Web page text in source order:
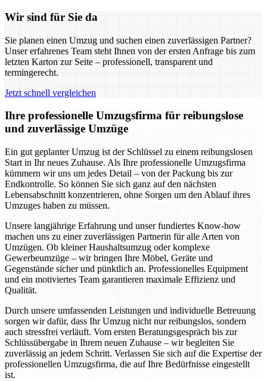
Wir sind für Sie da
Sie planen einen Umzug und suchen einen zuverlässigen Partner?
Unser erfahrenes Team steht Ihnen von der ersten Anfrage bis zum
letzten Karton zur Seite – professionell, transparent und
termingerecht.
Jetzt schnell vergleichen
Ihre professionelle Umzugsfirma für reibungslose
und zuverlässige Umzüge
Ein gut geplanter Umzug ist der Schlüssel zu einem reibungslosen
Start in Ihr neues Zuhause. Als Ihre professionelle Umzugsfirma
kümmern wir uns um jedes Detail – von der Packung bis zur
Endkontrolle. So können Sie sich ganz auf den nächsten
Lebensabschnitt konzentrieren, ohne Sorgen um den Ablauf ihres
Umzuges haben zu müssen.
Unsere langjährige Erfahrung und unser fundiertes Know-how
machen uns zu einer zuverlässigen Partnerin für alle Arten von
Umzügen. Ob kleiner Haushaltsumzug oder komplexe
Gewerbeumzüge – wir bringen Ihre Möbel, Geräte und
Gegenstände sicher und pünktlich an. Professionelles Equipment
und ein motiviertes Team garantieren maximale Effizienz und
Qualität.
Durch unsere umfassenden Leistungen und individuelle Betreuung
sorgen wir dafür, dass Ihr Umzug nicht nur reibungslos, sondern
auch stressfrei verläuft. Vom ersten Beratungsgespräch bis zur
Schlüssübergabe in Ihrem neuen Zuhause – wir begleiten Sie
zuverlässig an jedem Schritt. Verlassen Sie sich auf die Expertise der
professionellen Umzugsfirma, die auf Ihre Bedürfnisse eingestellt
ist.